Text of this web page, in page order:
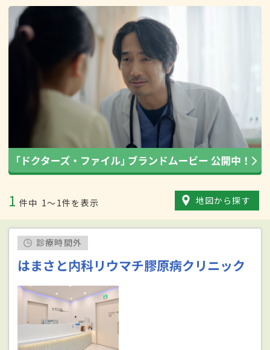
1 件中 1〜1件を表示 地図から探す
診療時間外
はまさと内科リウマチ膠原病クリニック